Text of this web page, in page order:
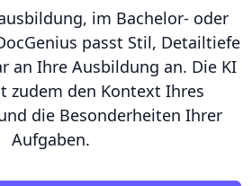
im Bachelor- oder
passt Stil, Detailtiefe
an Ihre Ausbildung an. Die KI
zudem den Kontext Ihres
die Besonderheiten Ihrer
Aufgaben.